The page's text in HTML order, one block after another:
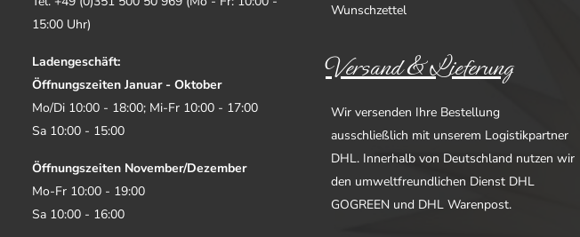
15:00 Uhr)
Ladengeschäft:
Öffnungszeiten Januar - Oktober
Mo/Di 10:00 - 18:00; Mi-Fr 10:00 - 17:00
Sa 10:00 - 15:00
Öffnungszeiten November/Dezember
Mo-Fr 10:00 - 19:00
Sa 10:00 - 16:00
Wunschzettel
Versand & Lieferung
Wir versenden Ihre Bestellung
ausschließlich mit unserem Logistikpartner
DHL. Innerhalb von Deutschland nutzen wir
den umweltfreundlichen Dienst DHL
GOGREEN und DHL Warenpost.